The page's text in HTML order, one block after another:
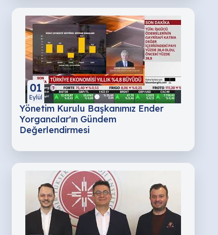
01
Eylül
Yönetim Kurulu Başkanımız Ender
Yorgancılar'ın Gündem
Değerlendirmesi